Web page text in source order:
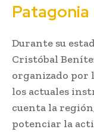
Patagonia
Durante su
Cristóbal
organizado por
los actuales
cuenta la
potenciar la